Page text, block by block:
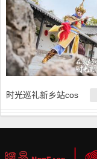
时光巡礼新乡站cos